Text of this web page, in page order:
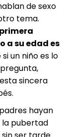
de sexo
tema.
a su edad es
un niño es lo
sincera
hayan
la pubertad